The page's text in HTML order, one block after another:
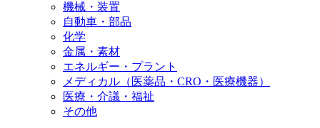
機械・装置
自動車・部品
化学
金属・素材
エネルギー・プラント
メディカル（医薬品・CRO・医療機器）
医療・介議・福祉
その他